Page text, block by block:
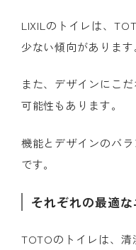
LIXILのトイレは、
少ない傾向があります
また、デザインにこ
可能性もあります。
機能とデザインのバ
です。
それぞれの最適
TOTOのトイレは、